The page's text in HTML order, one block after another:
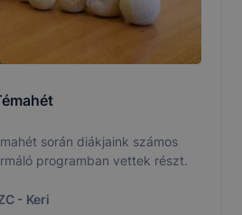
során diákjaink számos
programban vettek részt.
- Keri